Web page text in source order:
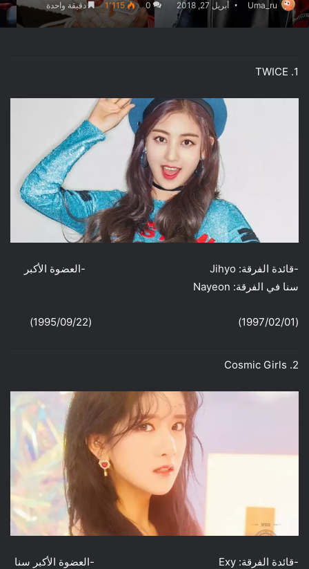
Uma_ru أبريل 27, 2018 0 1٬115 دقيقة واحدة
1. TWICE
-قائدة الفرقة: Jihyo -العضوة الأكبر
سنا في الفرقة: Nayeon
(1997/02/01) (1995/09/22)
2. Cosmic Girls
-قائدة الفرقة: Exy -العضوة الأكبر سنا